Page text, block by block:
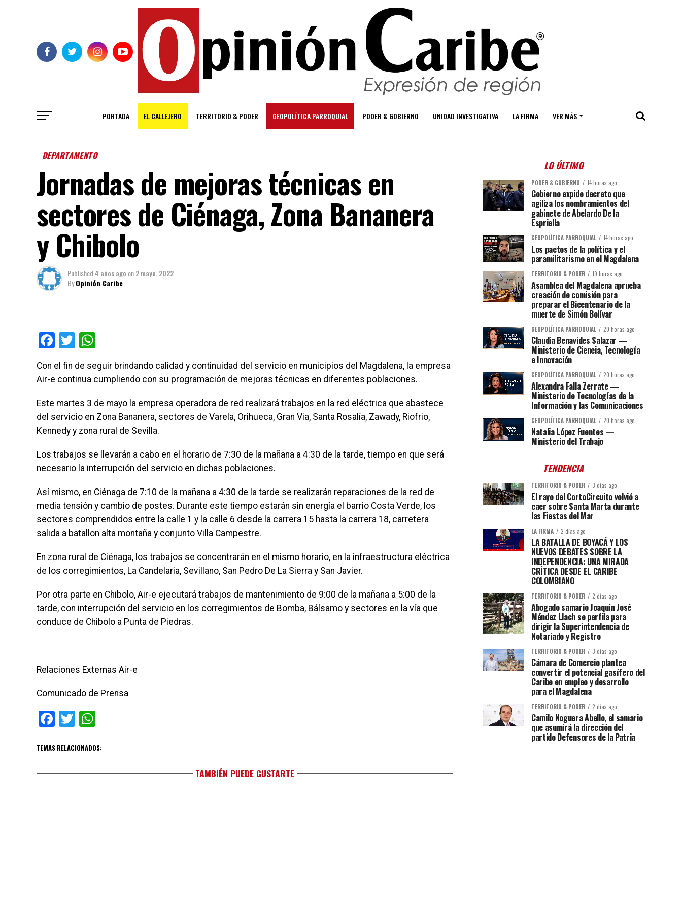
PORTADA EL CALLEJERO TERRITORIO & PODER GEOPOLÍTICA PARROQUIAL PODER & GOBIERNO UNIDAD INVESTIGATIVA LA FIRMA VER MÁS
DEPARTAMENTO
Jornadas de mejoras técnicas en
sectores de Ciénaga, Zona Bananera
y Chibolo
Published4 años ago on2 mayo, 2022
ByOpinión Caribe
Facebook
Twitter
Con el fin de seguir brindando calidad y continuidad del servicio en municipios del Magdalena, la empresa
Air-e continua cumpliendo con su programación de mejoras técnicas en diferentes poblaciones.
Este martes 3 de mayo la empresa operadora de red realizará trabajos en la red eléctrica que abastece
del servicio en Zona Bananera, sectores de Varela, Orihueca, Gran Via, Santa Rosalía, Zawady, Riofrio,
Kennedy y zona rural de Sevilla.
Los trabajos se llevarán a cabo en el horario de 7:30 de la mañana a 4:30 de la tarde, tiempo en que será
necesario la interrupción del servicio en dichas poblaciones.
Así mismo, en Ciénaga de 7:10 de la mañana a 4:30 de la tarde se realizarán reparaciones de la red de
media tensión y cambio de postes. Durante este tiempo estarán sin energía el barrio Costa Verde, los
sectores comprendidos entre la calle 1 y la calle 6 desde la carrera 15 hasta la carrera 18, carretera
salida a batallon alta montaña y conjunto Villa Campestre.
En zona rural de Ciénaga, los trabajos se concentrarán en el mismo horario, en la infraestructura eléctrica
de los corregimientos, La Candelaria, Sevillano, San Pedro De La Sierra y San Javier.
Por otra parte en Chibolo, Air-e ejecutará trabajos de mantenimiento de 9:00 de la mañana a 5:00 de la
tarde, con interrupción del servicio en los corregimientos de Bomba, Bálsamo y sectores en la vía que
conduce de Chibolo a Punta de Piedras.
Relaciones Externas Air-e
Comunicado de Prensa
Facebook
Twitter
TEMAS RELACIONADOS:
TAMBIÉN PUEDE GUSTARTE
LO ÚLTIMO
PODER & GOBIERNO 14 horas ago
Gobierno expide decreto que
agiliza los nombramientos del
gabinete de Abelardo De la
Espriella
GEOPOLÍTICA PARROQUIAL 14 horas ago
Los pactos de la política y el
paramilitarismo en el Magdalena
TERRITORIO & PODER 19 horas ago
Asamblea del Magdalena aprueba
creación de comisión para
preparar el Bicentenario de la
muerte de Simón Bolívar
GEOPOLÍTICA PARROQUIAL 20 horas ago
Claudia Benavides Salazar —
Ministerio de Ciencia, Tecnología
e Innovación
GEOPOLÍTICA PARROQUIAL 20 horas ago
Alexandra Falla Zerrate —
Ministerio de Tecnologías de la
Información y las Comunicaciones
GEOPOLÍTICA PARROQUIAL 20 horas ago
Natalia López Fuentes —
Ministerio del Trabajo
TENDENCIA
TERRITORIO & PODER 3 días ago
El rayo del CortoCircuito volvió a
caer sobre Santa Marta durante
las Fiestas del Mar
LA FIRMA 2 días ago
LA BATALLA DE BOYACÁ Y LOS
NUEVOS DEBATES SOBRE LA
INDEPENDENCIA: UNA MIRADA
CRÍTICA DESDE EL CARIBE
COLOMBIANO
TERRITORIO & PODER 2 días ago
Abogado samario Joaquín José
Méndez Llach se perfila para
dirigir la Superintendencia de
Notariado y Registro
TERRITORIO & PODER 3 días ago
Cámara de Comercio plantea
convertir el potencial gasífero del
Caribe en empleo y desarrollo
para el Magdalena
TERRITORIO & PODER 2 días ago
Camilo Noguera Abello, el samario
que asumirá la dirección del
partido Defensores de la Patria